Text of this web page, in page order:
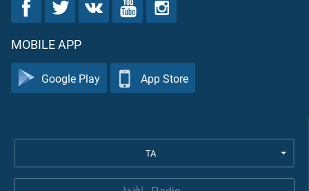
MOBILE APP
Google Play App Store
TA